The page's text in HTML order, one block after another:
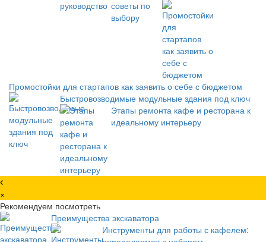
Промостойки для стартапов как заявить о себе с бюджетом
Быстровозводимые модульные здания под ключ
Этапы ремонта кафе и ресторана к
идеальному интерьеру
×
Рекомендуем посмотреть
Преимущества экскаватора
Инструменты для работы с кафелем: